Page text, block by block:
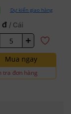
Dự kiến giao hàng
đ / Cái
+
Mua ngay
tra đơn hàng